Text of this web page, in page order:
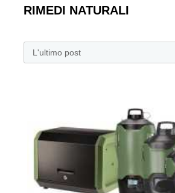
RIMEDI NATURALI